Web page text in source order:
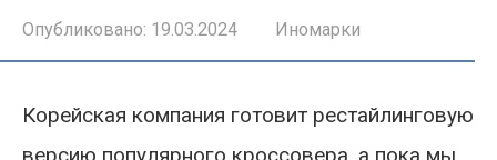
Опубликовано: 19.03.2024 Иномарки
Корейская компания готовит рестайлинговую